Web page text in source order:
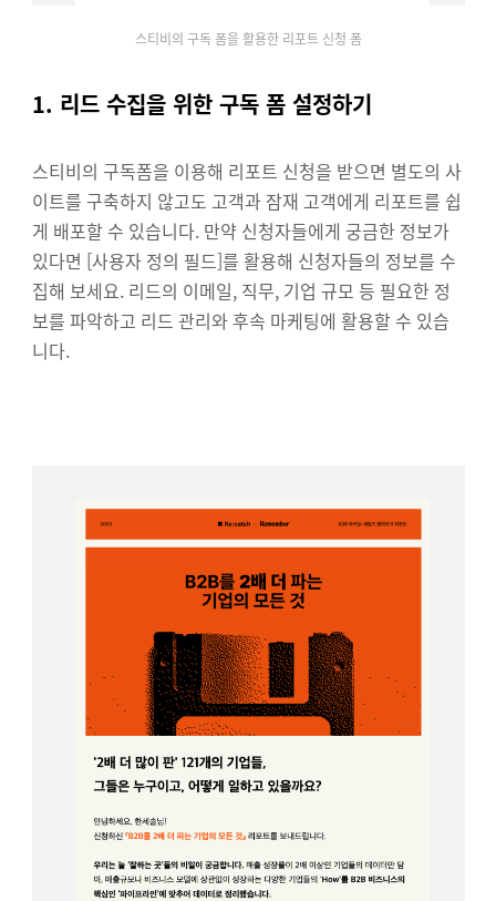
스티비의 구독 폼을 활용한 리포트 신청 폼
1. 리드 수집을 위한 구독 폼 설정하기
스티비의 구독폼을 이용해 리포트 신청을 받으면 별도의 사
이트를 구축하지 않고도 고객과 잠재 고객에게 리포트를 쉽
게 배포할 수 있습니다. 만약 신청자들에게 궁금한 정보가
있다면 [사용자 정의 필드]를 활용해 신청자들의 정보를 수
집해 보세요. 리드의 이메일, 직무, 기업 규모 등 필요한 정
보를 파악하고 리드 관리와 후속 마케팅에 활용할 수 있습
니다.